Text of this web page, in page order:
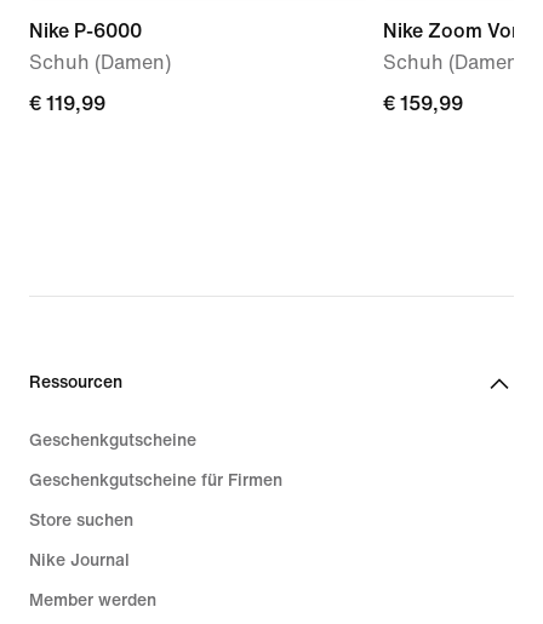
Nike P-6000
Schuh (Damen)
€ 119,99
€ 119,99
Nike Zoom
Schuh (Damen)
€ 159,99
€ 159,99
Ressourcen
Geschenkgutscheine
Geschenkgutscheine für Firmen
Store suchen
Nike Journal
Member werden